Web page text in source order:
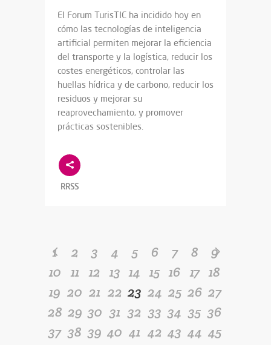
El Forum TurisTIC ha incidido hoy en
cómo las tecnologías de inteligencia
artificial permiten mejorar la eficiencia
del transporte y la logística, reducir los
costes energéticos, controlar las
huellas hídrica y de carbono, reducir los
residuos y mejorar su
reaprovechamiento, y promover
prácticas sostenibles.
RRSS
1 2 3 4 5 6 7 8
9
10 11 12 13 14 15 16 17 18
19 20 21 22 23 24 25 26 27
28 29 30 31 32 33 34 35 36
37 38 39 40 41 42 43 44 45